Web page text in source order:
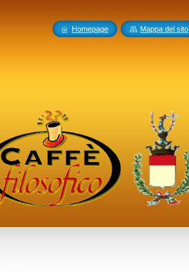
Homepage Mappa del sito